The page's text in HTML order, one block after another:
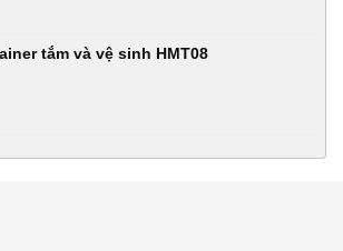
tắm và vệ sinh HMT08